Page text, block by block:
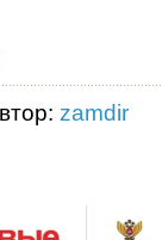
zamdir